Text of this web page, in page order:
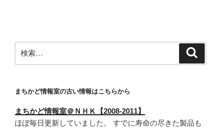
索:
まちかど情報室の古い情報はこちらから
まちかど情報室＠ＮＨＫ【2008-2011】
ほぼ毎日更新していました。 すでに寿命の尽きた製品も